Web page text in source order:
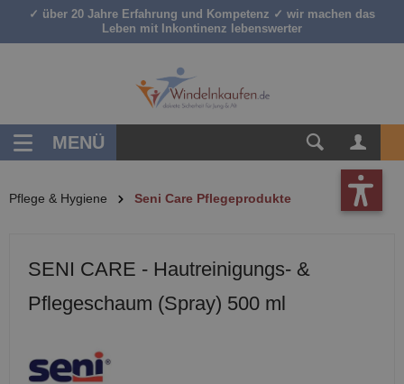
springen
✓ über 20 Jahre Erfahrung und Kompetenz ✓ wir machen das
Leben mit Inkontinenz lebenswerter
MENÜ
Pflege & Hygiene Seni Care Pflegeprodukte
SENI CARE - Hautreinigungs- &
Pflegeschaum (Spray) 500 ml